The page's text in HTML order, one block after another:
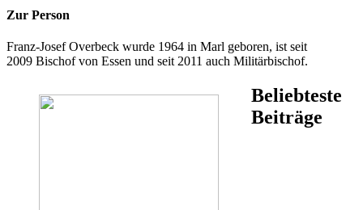
Zur Person
Franz-Josef Overbeck wurde 1964 in Marl geboren, ist seit
2009 Bischof von Essen und seit 2011 auch Militärbischof.
Beliebteste
Beiträge